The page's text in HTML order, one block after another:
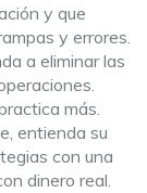
y que
y errores.
a eliminar las
más.
entienda su
con una
dinero real.